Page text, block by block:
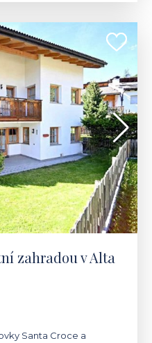
zahradou v Alta
Santa Croce a